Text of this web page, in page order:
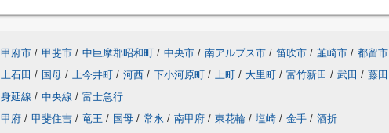
甲府市 / 甲斐市 / 中巨摩郡昭和町 / 中央市 / 南アルプス市 / 笛吹市 / 韮崎市 / 都留市
上石田 / 国母 / 上今井町 / 河西 / 下小河原町 / 上町 / 大里町 / 富竹新田 / 武田 / 藤田
身延線 / 中央線 / 富士急行
甲府 / 甲斐住吉 / 竜王 / 国母 / 常永 / 南甲府 / 東花輪 / 塩崎 / 金手 / 酒折